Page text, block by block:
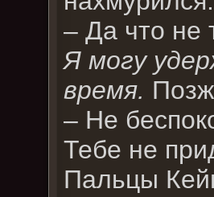
– Да что не
Я могу
время.
– Не
Тебе не
Пальцы